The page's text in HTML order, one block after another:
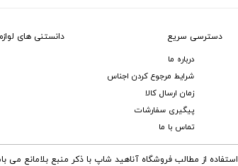
دسترسی سریع
درباره ما
شرایط مرجوع کردن اجناس
زمان ارسال کالا
پیگیری سفارشات
تماس با ما
دانستنی های
استفاده از مطالب فروشگاه آناهید شاپ با ذکر منبع بلامانع